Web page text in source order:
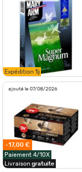
Expédition 1j
ajouté le 07/08/2026
-17,00 €
Paiement 4/10X
Livraison gratuite